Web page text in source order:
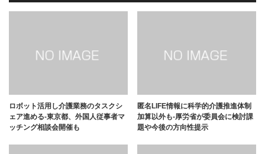
ロボット活用し介護業務のタスクシ
ェア進める-東京都、外国人従事者マ
ッチング相談会開催も
匿名LIFE情報に科学的介護推進体制
加算以外も-厚労省が委員会に検討課
題や今後の方向性提示